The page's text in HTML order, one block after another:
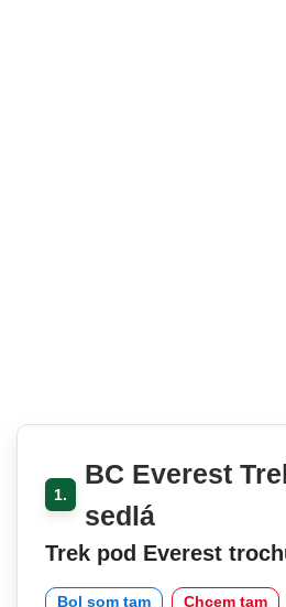
1.
BC Everest
sedlá
Trek pod Everest
Bol som tam Chcem tam